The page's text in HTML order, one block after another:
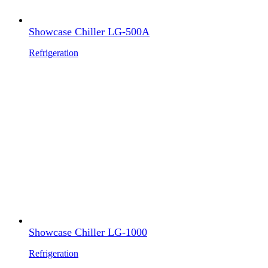
Showcase Chiller LG-500A
Refrigeration
Showcase Chiller LG-1000
Refrigeration